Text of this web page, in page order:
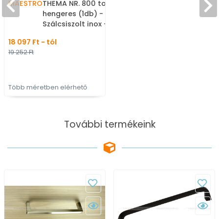
MAESTROTHEMA NR. 800 tolópajzs
hengeres (1db) -
Szálcsiszolt inox -
tolópajzs fa-fém
18 097 Ft - tól
19 252 Ft
Több méretben elérhető
További termékeink